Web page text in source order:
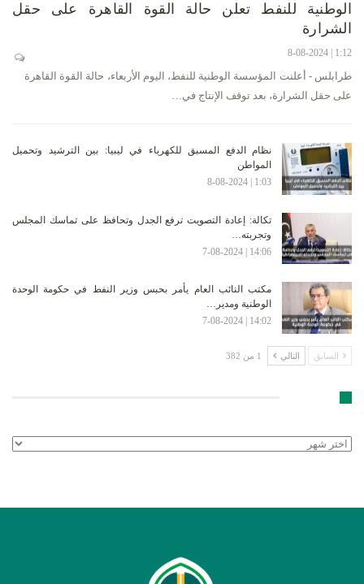
الوطنية للنفط تعلن حالة القوة القاهرة على حقل
الشرارة
1:12 | 8-08-2024
طرابلس - أعلنت المؤسسة الوطنية للنفط، اليوم الأربعاء، حالة القوة القاهرة
على حقل الشرارة، بعد توقف الإنتاج في…
نظام الدفع المسبق للكهرباء في ليبيا: بين الترشيد وتحميل
المواطن
1:03 | 8-08-2024
تكالة: إعادة التصويت ترفع الجدل وتحافظ على تماسك المجلس
وتجربته…
14:06 | 7-08-2024
مكتب النائب العام يأمر بحبس وزير النفط في حكومة الوحدة
الوطنية ومدير…
14:02 | 7-08-2024
السابق التالي 1 من 382
الأرشيف